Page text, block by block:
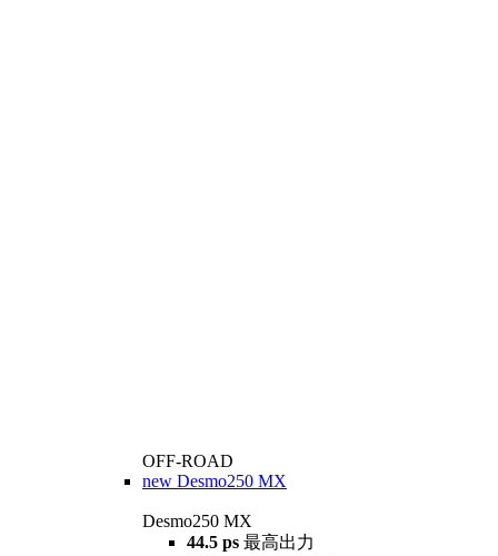
OFF-ROAD
new Desmo250 MX
Desmo250 MX
44.5 ps 最高出力